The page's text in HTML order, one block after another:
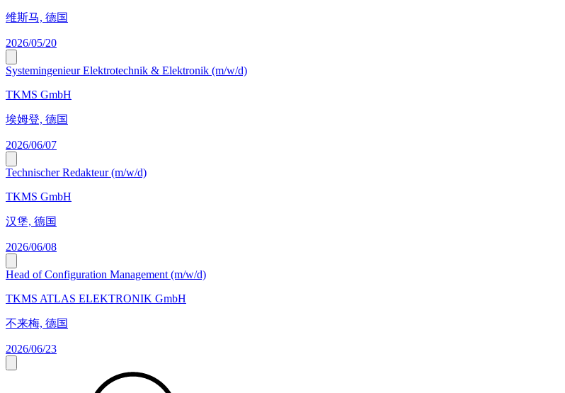
维斯马, 德国
2026/05/20
Systemingenieur Elektrotechnik & Elektronik (m/w/d)
TKMS GmbH
埃姆登, 德国
2026/06/07
Technischer Redakteur (m/w/d)
TKMS GmbH
汉堡, 德国
2026/06/08
Head of Configuration Management (m/w/d)
TKMS ATLAS ELEKTRONIK GmbH
不来梅, 德国
2026/06/23